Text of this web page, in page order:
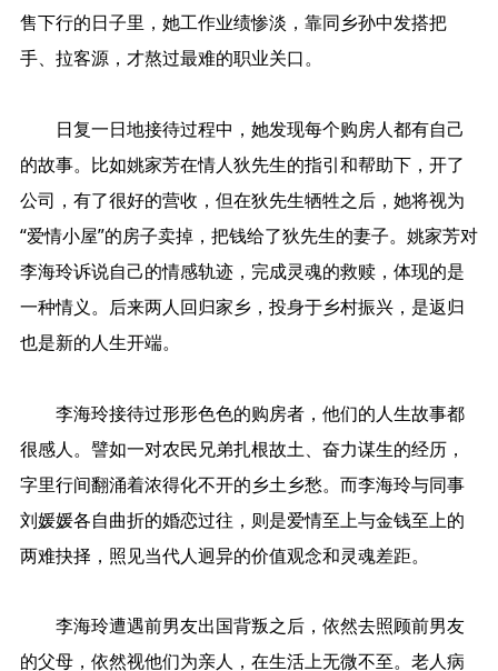
售下行的日子里，她工作业绩惨淡，靠同乡孙中发搭把
手、拉客源，才熬过最难的职业关口。
日复一日地接待过程中，她发现每个购房人都有自己
的故事。比如姚家芳在情人狄先生的指引和帮助下，开了
公司，有了很好的营收，但在狄先生牺牲之后，她将视为
“爱情小屋”的房子卖掉，把钱给了狄先生的妻子。姚家芳对
李海玲诉说自己的情感轨迹，完成灵魂的救赎，体现的是
一种情义。后来两人回归家乡，投身于乡村振兴，是返归
也是新的人生开端。
李海玲接待过形形色色的购房者，他们的人生故事都
很感人。譬如一对农民兄弟扎根故土、奋力谋生的经历，
字里行间翻涌着浓得化不开的乡土乡愁。而李海玲与同事
刘媛媛各自曲折的婚恋过往，则是爱情至上与金钱至上的
两难抉择，照见当代人迥异的价值观念和灵魂差距。
李海玲遭遇前男友出国背叛之后，依然去照顾前男友
的父母，依然视他们为亲人，在生活上无微不至。老人病